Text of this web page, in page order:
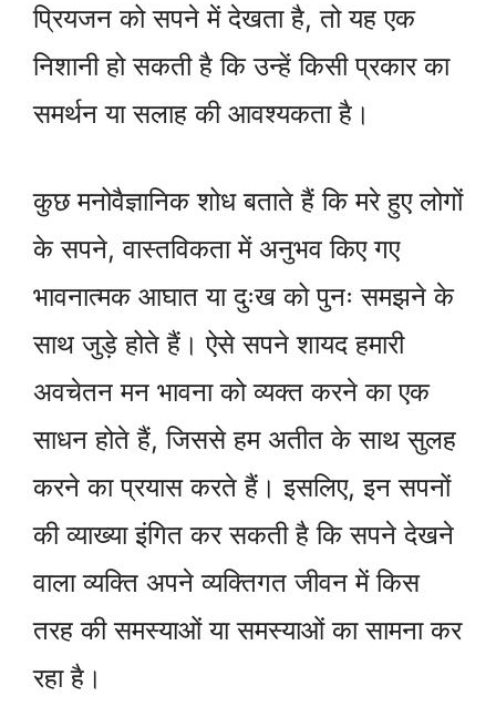
प्रियजन को सपने में देखता है, तो यह एक
निशानी हो सकती है कि उन्हें किसी प्रकार का
समर्थन या सलाह की आवश्यकता है।
कुछ मनोवैज्ञानिक शोध बताते हैं कि मरे हुए लोगों
के सपने, वास्तविकता में अनुभव किए गए
भावनात्मक आघात या दुःख को पुनः समझने के
साथ जुड़े होते हैं। ऐसे सपने शायद हमारी
अवचेतन मन भावना को व्यक्त करने का एक
साधन होते हैं, जिससे हम अतीत के साथ सुलह
करने का प्रयास करते हैं। इसलिए, इन सपनों
की व्याख्या इंगित कर सकती है कि सपने देखने
वाला व्यक्ति अपने व्यक्तिगत जीवन में किस
तरह की समस्याओं या समस्याओं का सामना कर
रहा है।